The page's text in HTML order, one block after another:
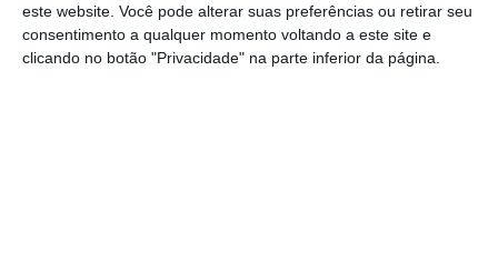
este website. Você pode alterar suas preferências ou retirar seu
consentimento a qualquer momento voltando a este site e
clicando no botão "Privacidade" na parte inferior da página.
acordo com a série histórica do INE que
começa em 1996.